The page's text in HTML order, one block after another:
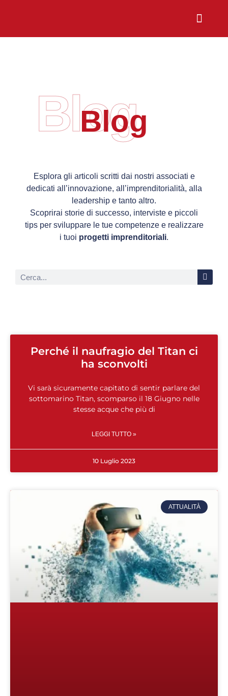
Blog
Blog
Esplora gli articoli scritti dai nostri associati e
dedicati all’innovazione, all’imprenditorialità, alla
leadership e tanto altro.
Scoprirai storie di successo, interviste e piccoli
tips per sviluppare le tue competenze e realizzare
i tuoi progetti imprenditoriali.
Perché il naufragio del Titan ci
ha sconvolti
Vi sarà sicuramente capitato di sentir parlare del
sottomarino Titan, scomparso il 18 Giugno nelle
stesse acque che più di
LEGGI TUTTO »
10 Luglio 2023
ATTUALITÀ